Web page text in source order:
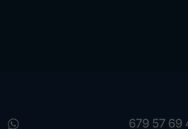
679 57 69